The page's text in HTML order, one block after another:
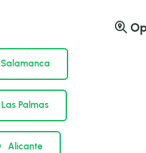
Salamanca
Las Palmas
Alicante